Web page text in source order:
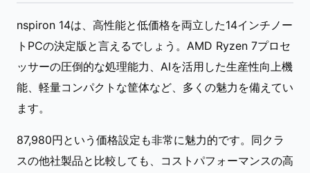
nspiron 14は、高性能と低価格を両立した14インチノー
トPCの決定版と言えるでしょう。AMD Ryzen 7プロセ
ッサーの圧倒的な処理能力、AIを活用した生産性向上機
能、軽量コンパクトな筐体など、多くの魅力を備えてい
ます。
87,980円という価格設定も非常に魅力的です。同クラ
スの他社製品と比較しても、コストパフォーマンスの高